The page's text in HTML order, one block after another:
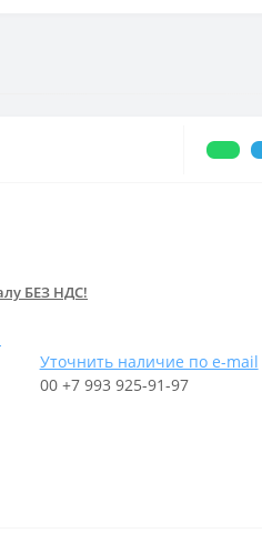
БЕЗ НДС!
Уточнить наличие по e-mail
00 +7 993 925-91-97